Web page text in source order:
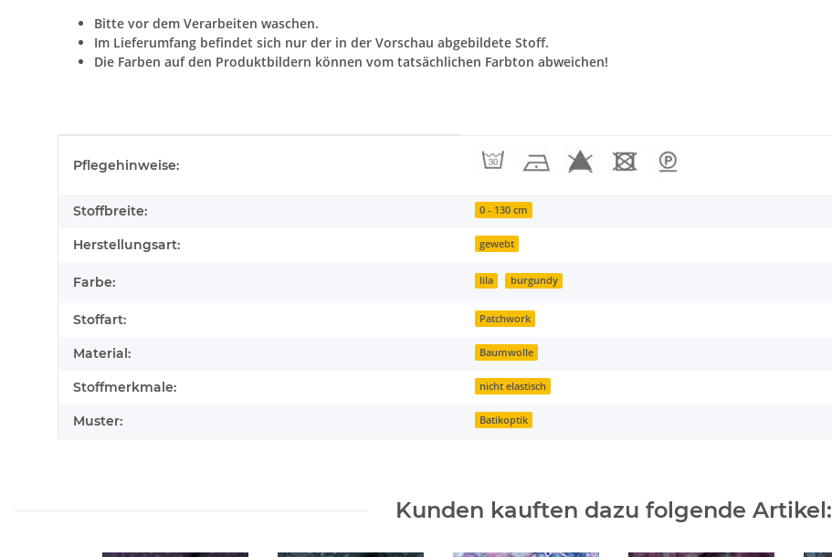
Bitte vor dem Verarbeiten waschen.
Im Lieferumfang befindet sich nur der in der Vorschau abgebildete Stoff.
Die Farben auf den Produktbildern können vom tatsächlichen Farbton abweichen!
Pflegehinweise:
Stoffbreite: 0 - 130 cm
Herstellungsart: gewebt
Farbe: lila burgundy
Stoffart: Patchwork
Material: Baumwolle
Stoffmerkmale: nicht elastisch
Muster: Batikoptik
Kunden kauften dazu folgende Artikel: